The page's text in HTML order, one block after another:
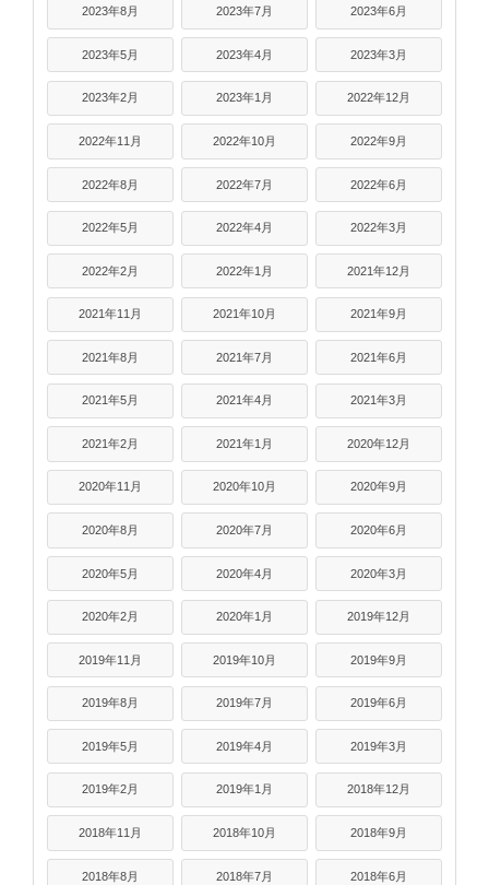
2023年8月 2023年7月 2023年6月
2023年5月 2023年4月 2023年3月
2023年2月 2023年1月 2022年12月
2022年11月 2022年10月 2022年9月
2022年8月 2022年7月 2022年6月
2022年5月 2022年4月 2022年3月
2022年2月 2022年1月 2021年12月
2021年11月 2021年10月 2021年9月
2021年8月 2021年7月 2021年6月
2021年5月 2021年4月 2021年3月
2021年2月 2021年1月 2020年12月
2020年11月 2020年10月 2020年9月
2020年8月 2020年7月 2020年6月
2020年5月 2020年4月 2020年3月
2020年2月 2020年1月 2019年12月
2019年11月 2019年10月 2019年9月
2019年8月 2019年7月 2019年6月
2019年5月 2019年4月 2019年3月
2019年2月 2019年1月 2018年12月
2018年11月 2018年10月 2018年9月
2018年8月 2018年7月 2018年6月